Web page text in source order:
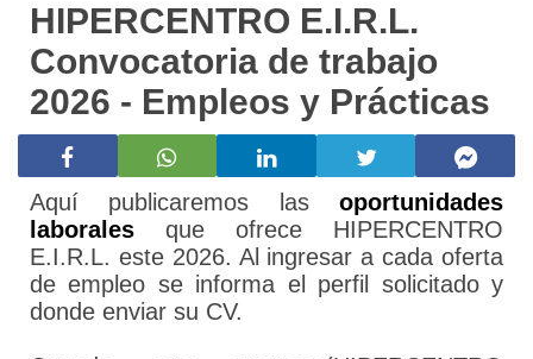
HIPERCENTRO E.I.R.L.
Convocatoria de trabajo
2026 - Empleos y Prácticas
Aquí publicaremos las oportunidades
laborales que ofrece HIPERCENTRO
E.I.R.L. este 2026. Al ingresar a cada oferta
de empleo se informa el perfil solicitado y
donde enviar su CV.